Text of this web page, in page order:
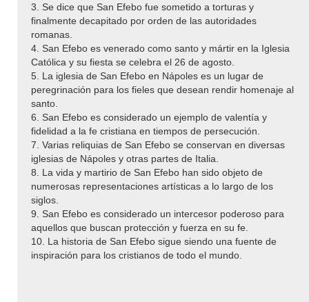
3. Se dice que San Efebo fue sometido a torturas y
finalmente decapitado por orden de las autoridades
romanas.
4. San Efebo es venerado como santo y mártir en la Iglesia
Católica y su fiesta se celebra el 26 de agosto.
5. La iglesia de San Efebo en Nápoles es un lugar de
peregrinación para los fieles que desean rendir homenaje al
santo.
6. San Efebo es considerado un ejemplo de valentía y
fidelidad a la fe cristiana en tiempos de persecución.
7. Varias reliquias de San Efebo se conservan en diversas
iglesias de Nápoles y otras partes de Italia.
8. La vida y martirio de San Efebo han sido objeto de
numerosas representaciones artísticas a lo largo de los
siglos.
9. San Efebo es considerado un intercesor poderoso para
aquellos que buscan protección y fuerza en su fe.
10. La historia de San Efebo sigue siendo una fuente de
inspiración para los cristianos de todo el mundo.